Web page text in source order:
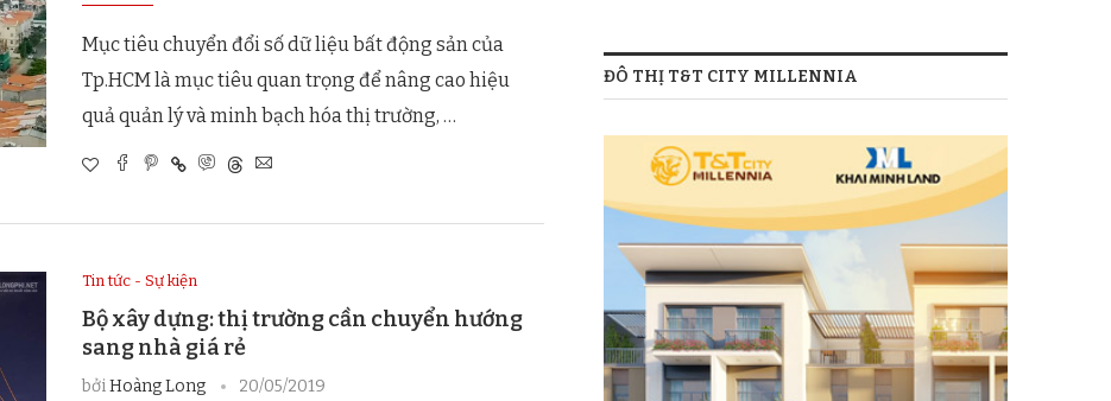
Mục tiêu chuyển đổi số dữ liệu bất động sản của
Tp.HCM là mục tiêu quan trọng để nâng cao hiệu
quả quản lý và minh bạch hóa thị trường, …
Tin tức - Sự kiện
Bộ xây dựng: thị trường cần chuyển hướng
sang nhà giá rẻ
bởiHoàng Long 20/05/2019
ĐÔ THỊ T&T CITY MILLENNIA